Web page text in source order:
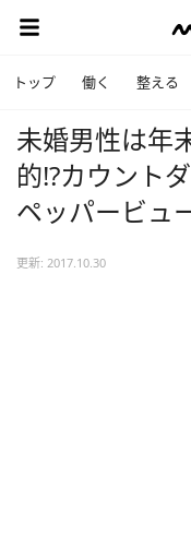
トップ 働く 整える
未婚男性は年
的!?カウント
ペッパービュ
更新: 2017.10.30